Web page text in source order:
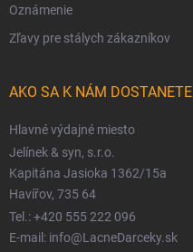
Oznámenie
Zľavy pre stálych zákazníkov
AKO SA K NÁM DOSTANETE
Hlavné výdajné miesto
Jelínek & syn, s.r.o.
Kapitána Jasioka 1362/15a
Havířov, 735 64
Tel.: +420 555 222 096
E-mail: info@LacneDarceky.sk